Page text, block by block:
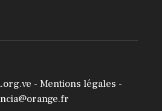
- Mentions légales -